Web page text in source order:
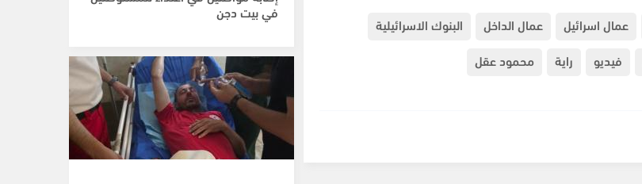
عمال اسرائيل عمال الداخل
البنوك الاسرائيلية
فيديو راية محمود عقل
في بيت دجن